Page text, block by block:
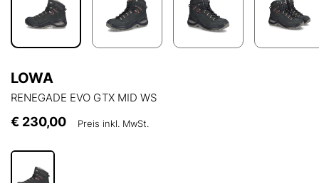
LOWA
RENEGADE EVO GTX MID WS
€ 230,00 Preis inkl. MwSt.